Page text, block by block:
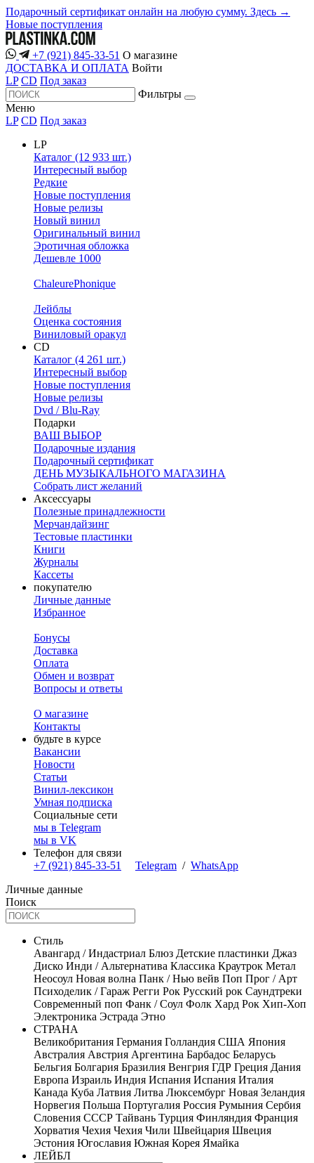
Подарочный сертификат онлайн на любую сумму. Здесь →
Новые поступления
+7 (921) 845-33-51 О магазине
ДОСТАВКА И ОПЛАТА Войти
LP CD Под заказ
Фильтры
Меню
LP CD Под заказ
LP
Каталог (12 933 шт.)
Интересный выбор
Редкие
Новые поступления
Новые релизы
Новый винил
Оригинальный винил
Эротичная обложка
Дешевле 1000
ChaleurePhonique
Лейблы
Оценка состояния
Виниловый оракул
CD
Каталог (4 261 шт.)
Интересный выбор
Новые поступления
Новые релизы
Dvd / Blu-Ray
Подарки
ВАШ ВЫБОР
Подарочные издания
Подарочный сертификат
ДЕНЬ МУЗЫКАЛЬНОГО МАГАЗИНА
Собрать лист желаний
Аксессуары
Полезные принадлежности
Мерчандайзинг
Тестовые пластинки
Книги
Журналы
Кассеты
покупателю
Личные данные
Избранное
Бонусы
Доставка
Оплата
Обмен и возврат
Вопросы и ответы
О магазине
Контакты
будьте в курсе
Вакансии
Новости
Статьи
Винил-лексикон
Умная подписка
Социальные сети
мы в Telegram
мы в VK
Телефон для связи
+7 (921) 845-33-51
Telegram / WhatsApp
Личные данные
Поиск
Стиль
Авангард / Индастриал Блюз Детские пластинки Джаз
Диско Инди / Альтернатива Классика Краутрок Метал
Неосоул Новая волна Панк / Нью вейв Поп Прог / Арт
Психоделик / Гараж Регги Рок Русский рок Саундтреки
Современный поп Фанк / Соул Фолк Хард Рок Хип-Хоп
Электроника Эстрада Этно
СТРАНА
Великобритания Германия Голландия США Япония
Австралия Австрия Аргентина Барбадос Беларусь
Бельгия Болгария Бразилия Венгрия ГДР Греция Дания
Европа Израиль Индия Испания Испания Италия
Канада Куба Латвия Литва Люксембург Новая Зеландия
Норвегия Польша Португалия Россия Румыния Сербия
Словения СССР Тайвань Турция Финляндия Франция
Хорватия Чехия Чехия Чили Швейцария Швеция
Эстония Югославия Южная Корея Ямайка
ЛЕЙБЛ